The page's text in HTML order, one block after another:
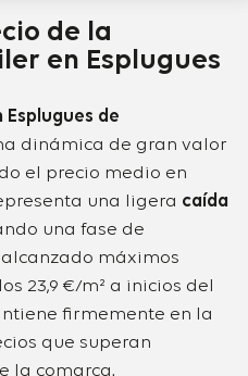
de la
en Esplugues
Esplugues de
dinámica de gran valor
el precio medio en
una ligera caída
una fase de
máximos
23,9 €/m² a inicios del
firmemente en la
que superan
la comarca.